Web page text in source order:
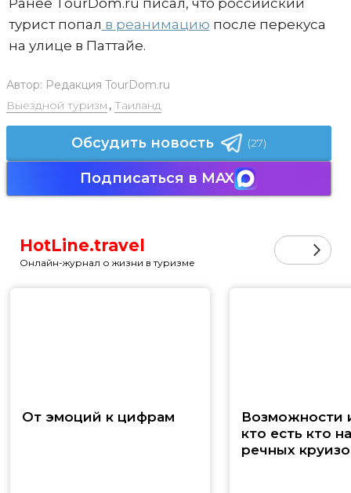
турист попал в реанимацию после перекуса
на улице в Паттайе.
Автор: Редакция TourDom.ru
Выездной туризм , Таиланд
Обсудить новость (27)
Подписаться в MAX
HotLine.travel
Онлайн-журнал о жизни в туризме
От эмоций к цифрам
Возможности
кто есть кто
речных